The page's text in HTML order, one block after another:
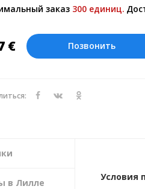
ЦБ РФ на 09.08.2026. Текущий
заказ 300 единиц.
€ Позвонить
в Лилле
Условия